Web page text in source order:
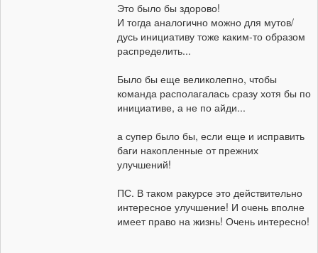
Это было бы здорово!
И тогда аналогично можно для мутов/
дусь инициативу тоже каким-то образом
распределить...
Было бы еще великолепно, чтобы
команда располагалась сразу хотя бы по
инициативе, а не по айди...
а супер было бы, если еще и исправить
баги накопленные от прежних
улучшений!
ПС. В таком ракурсе это действительно
интересное улучшение! И очень вполне
имеет право на жизнь! Очень интересно!